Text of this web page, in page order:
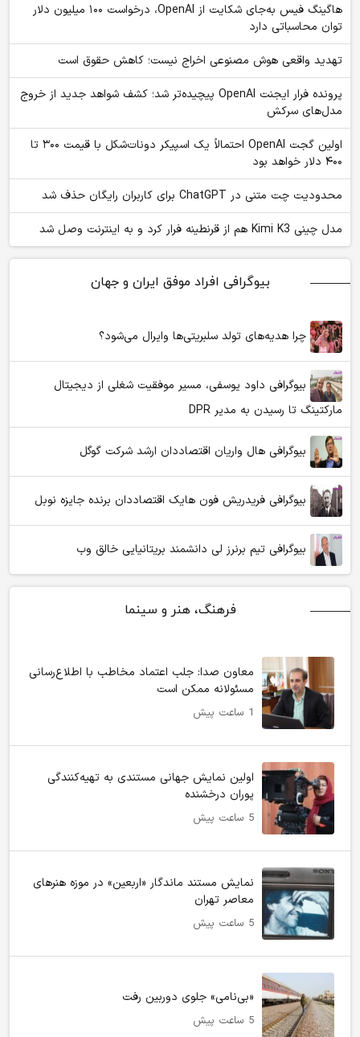
هاگینگ فیس به‌جای شکایت از OpenAI، درخواست ۱۰۰ میلیون دلار
توان محاسباتی دارد
تهدید واقعی هوش مصنوعی اخراج نیست؛ کاهش حقوق است
پرونده فرار ایجنت OpenAI پیچیده‌تر شد؛ کشف شواهد جدید از خروج
مدل‌های سرکش
اولین گجت OpenAI احتمالاً یک اسپیکر دونات‌شکل با قیمت ۳۰۰ تا
۴۰۰ دلار خواهد بود
محدودیت چت متنی در ChatGPT برای کاربران رایگان حذف شد
مدل چینی Kimi K3 هم از قرنطینه فرار کرد و به اینترنت وصل شد
بیوگرافی افراد موفق ایران و جهان
چرا هدیه‌های تولد سلبریتی‌ها وایرال می‌شود؟
بیوگرافی داود یوسفی، مسیر موفقیت شغلی از دیجیتال
مارکتینگ تا رسیدن به مدیر DPR
بیوگرافی هال واریان اقتصاددان ارشد شرکت گوگل
بیوگرافی فریدریش فون هایک اقتصاددان برنده جایزه نوبل
بیوگرافی تیم برنرز لی دانشمند بریتانیایی خالق وب
فرهنگ، هنر و سینما
معاون صدا: جلب اعتماد مخاطب با اطلاع‌رسانی
مسئولانه ممکن است
1 ساعت پیش
اولین نمایش جهانی مستندی به تهیه‌کنندگی
پوران درخشنده
5 ساعت پیش
نمایش مستند ماندگار «اربعین» در موزه هنرهای
معاصر تهران
5 ساعت پیش
«بی‌نامی» جلوی دوربین رفت
5 ساعت پیش